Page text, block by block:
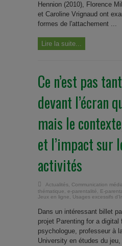
Hennion (2010), Florence
et Caroline Vrignaud ont
formes de l'attachement ...
Lire la suite...
Ce n’est pas
devant l’écran
mais le
et l’impact sur
activités
Actualités, Communication
thématique, e-parentalité, E-
Jeux en ligne, Usages excessifs
Dans un intéressant billet
projet Parenting for a
psychologue, professeur à
University en études du